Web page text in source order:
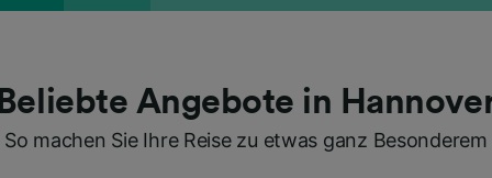
Beliebte Angebote in
So machen Sie Ihre Reise zu etwas ganz Besonderem